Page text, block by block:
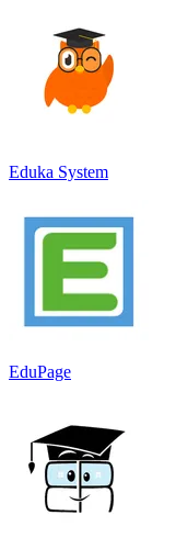
Eduka System
EduPage